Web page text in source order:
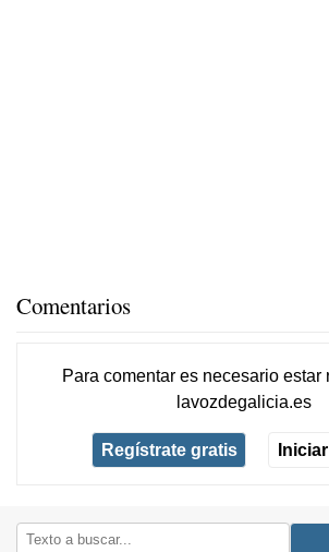
Comentarios
Para comentar es necesario estar
lavozdegalicia.es
Regístrate gratis